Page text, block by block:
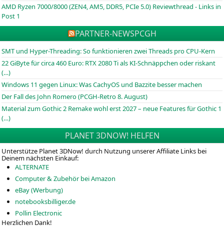
AMD Ryzen 7000/8000 (ZEN4, AM5, DDR5, PCIe 5.0) Reviewthread - Links in
Post 1
PARTNER-NEWSPCGH
SMT und Hyper-Threading: So funktionieren zwei Threads pro CPU-Kern
22 GiByte für circa 460 Euro: RTX 2080 Ti als KI-Schnäppchen oder riskant
(…)
Windows 11 gegen Linux: Was CachyOS und Bazzite besser machen
Der Fall des John Romero (PCGH-Retro 8. August)
Material zum Gothic 2 Remake wohl erst 2027 – neue Features für Gothic 1
(…)
PLANET 3DNOW! HELFEN
Unterstütze Planet 3DNow! durch Nutzung unserer Affiliate Links bei
Deinem nächsten Einkauf:
ALTERNATE
Computer & Zubehör bei Amazon
eBay (Werbung)
notebooksbilliger.de
Pollin Electronic
Herzlichen Dank!